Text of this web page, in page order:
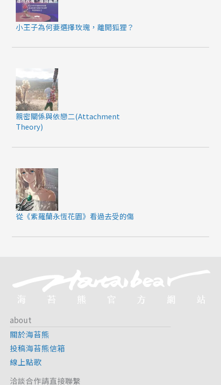
小王子為何要選擇玫瑰，離開狐狸？
親密關係與依戀二(Attachment
Theory)
從《紫羅蘭永恆花園》看過去受的傷
about
關於海苔熊
投稿海苔熊信箱
線上點歌
洽談合作請直接聯繫